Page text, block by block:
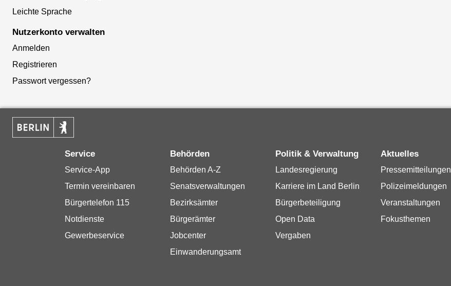
Leichte Sprache
Nutzerkonto verwalten
Anmelden
Registrieren
Passwort vergessen?
Service
Service-App
Termin vereinbaren
Bürgertelefon 115
Notdienste
Gewerbeservice
Behörden
Behörden A-Z
Senatsverwaltungen
Bezirksämter
Bürgerämter
Jobcenter
Einwanderungsamt
Politik & Verwaltung
Landesregierung
Karriere im Land Berlin
Bürgerbeteiligung
Open Data
Vergaben
Aktuelles
Pressemitteilungen
Polizeimeldungen
Veranstaltungen
Fokusthemen